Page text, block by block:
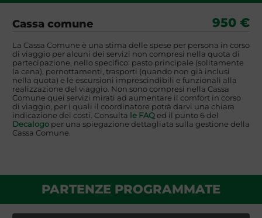
Cassa comune 950 €
La Cassa Comune è una stima delle spese per persona in corso
di viaggio per alcuni dei servizi non compresi nella quota di
partecipazione, nello specifico: pasto principale (solitamente
la cena), pernottamenti, trasporti (quando non già inclusi
nella quota) e le escursioni imprescindibili e funzionali alla
realizzazione del viaggio. Non sono compresi nella Cassa
Comune quei servizi mirati ad aumentare il comfort in corso
di viaggio, per i quali il coordinatore potrà darvi una chiara
indicazione dei costi. Consulta le FAQed il punto 6 del
Decalogoper una spiegazione dettagliata sulla gestione della
Cassa Comune.
PARTENZE PROGRAMMATE